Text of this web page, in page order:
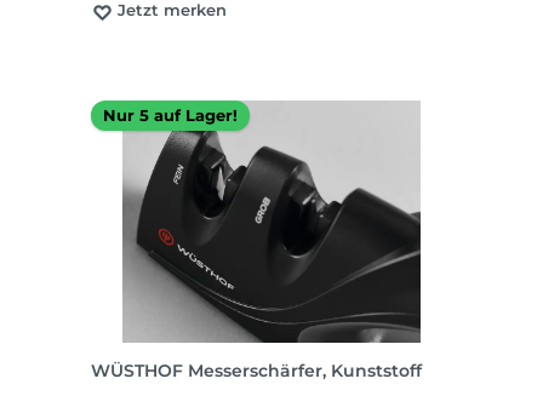
Jetzt merken
Nur 5 auf Lager!
WÜSTHOF Messerschärfer, Kunststoff